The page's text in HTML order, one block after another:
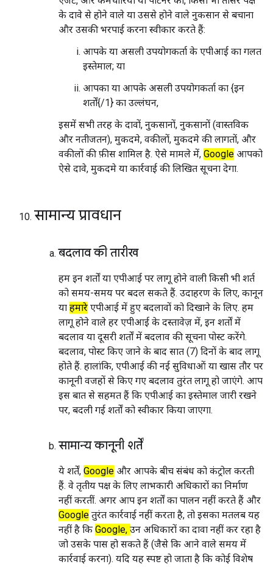
के दावे से होने वाले या उससे होने वाले नुकसान से बचाना
और उसकी भरपाई करना स्वीकार करते हैं:
आपके या असली उपयोगकर्ता के एपीआई का गलत
इस्तेमाल; या
आपका या आपके असली उपयोगकर्ता का {इन
शर्तों{/1} का उल्लंघन,
इसमें सभी तरह के दावों, नुकसानों, नुकसानों (वास्तविक
और नतीजतन), मुकदमे, वकीलों, मुकदमे की लागतों, और
वकीलों की फ़ीस शामिल है. ऐसे मामले में, Google आपको
ऐसे दावे, मुकदमे या कार्रवाई की लिखित सूचना देगा.
सामान्य प्रावधान
बदलाव की तारीख
हम इन शर्तों या एपीआई पर लागू होने वाली किसी भी शर्त
को समय-समय पर बदल सकते हैं. उदाहरण के लिए, कानून
या हमारे एपीआई में हुए बदलावों को दिखाने के लिए. हम
लागू होने वाले हर एपीआई के दस्तावेज़ में, इन शर्तों में
बदलाव या दूसरी शर्तों में बदलाव की सूचना पोस्ट करेंगे.
बदलाव, पोस्ट किए जाने के बाद सात (7) दिनों के बाद लागू
होते हैं. हालांकि, एपीआई की नई सुविधाओं या खास तौर पर
कानूनी वजहों से किए गए बदलाव तुरंत लागू हो जाएंगे. आप
इस बात से सहमत हैं कि एपीआई का इस्तेमाल जारी रखने
पर, बदली गई शर्तों को स्वीकार किया जाएगा.
सामान्य कानूनी शर्तें
ये शर्तें, Google और आपके बीच संबंध को कंट्रोल करती
हैं. वे तृतीय पक्ष के लिए लाभकारी अधिकारों का निर्माण
नहीं करतीं. अगर आप इन शर्तों का पालन नहीं करते हैं और
Google तुरंत कार्रवाई नहीं करता है, तो इसका मतलब यह
नहीं है कि Google, उन अधिकारों का दावा नहीं कर रहा है
जो उसके पास हो सकते हैं (जैसे कि आने वाले समय में
कार्रवाई करना). यदि यह स्पष्ट हो जाता है कि कोई विशेष